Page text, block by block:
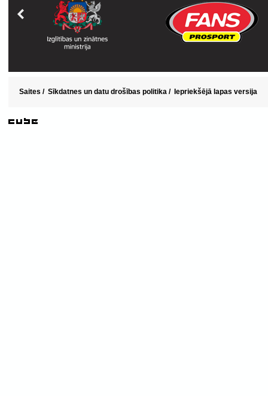
Saites / Sīkdatnes un datu drošības politika / Iepriekšējā lapas versija